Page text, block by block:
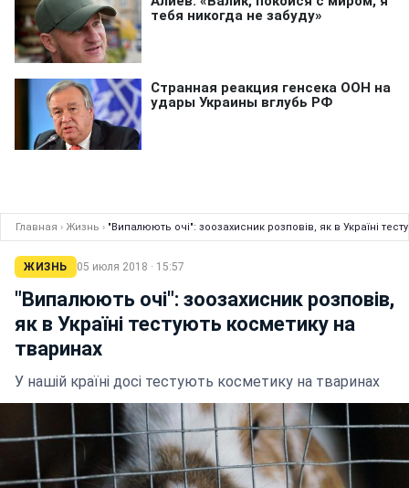
Главная › Жизнь › "Випалюють очі": зоозахисник розповів, як в Україні
ЖИЗНЬ 05 июля 2018 · 15:57
"Випалюють очі": зоозахисник розповів,
як в Україні тестують косметику на
тваринах
У нашій країні досі тестують косметику на тваринах